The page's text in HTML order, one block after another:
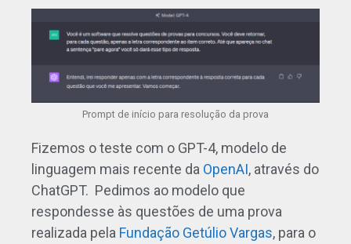
Prompt de início para resolução da prova
Fizemos o teste com o GPT-4, modelo de
linguagem mais recente da OpenAI, através do
ChatGPT. Pedimos ao modelo que
respondesse às questões de uma prova
realizada pela Fundação Getúlio Vargas, para o